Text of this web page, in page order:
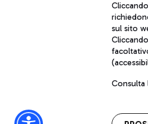
Aeroporti di Roma S.p.A. -
Codice fiscale e Registro delle
Capitale sociale
Sede legale: Via Pier Paolo
sul sito
Consulta